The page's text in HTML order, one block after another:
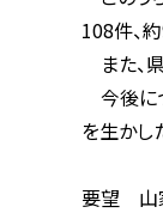
108件、約
また、県有施
今後について
を生かした価
要望 山